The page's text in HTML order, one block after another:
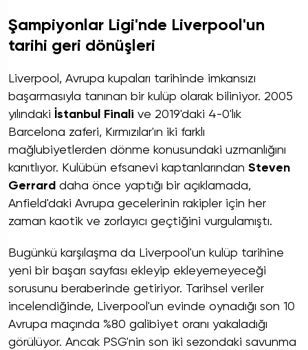
Şampiyonlar Ligi'nde Liverpool'un
tarihi geri dönüşleri
Liverpool, Avrupa kupaları tarihinde imkansızı
başarmasıyla tanınan bir kulüp olarak biliniyor. 2005
yılındaki İstanbul Finali ve 2019'daki 4-0'lık
Barcelona zaferi, Kırmızılar'ın iki farklı
mağlubiyetlerden dönme konusundaki uzmanlığını
kanıtlıyor. Kulübün efsanevi kaptanlarından Steven
Gerrard daha önce yaptığı bir açıklamada,
Anfield'daki Avrupa gecelerinin rakipler için her
zaman kaotik ve zorlayıcı geçtiğini vurgulamıştı.
Bugünkü karşılaşma da Liverpool'un kulüp tarihine
yeni bir başarı sayfası ekleyip ekleyemeyeceği
sorusunu beraberinde getiriyor. Tarihsel veriler
incelendiğinde, Liverpool'un evinde oynadığı son 10
Avrupa maçında %80 galibiyet oranı yakaladığı
görülüyor. Ancak PSG'nin son iki sezondaki savunma